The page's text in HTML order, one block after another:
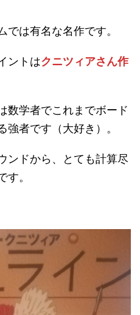
では有名な名作です。
ントはクニツィアさん作
数学者でこれまでボード
者です（大好き）。
ンドから、とても計算尽
す。